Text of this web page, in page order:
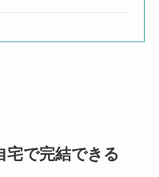
宅で完結できる